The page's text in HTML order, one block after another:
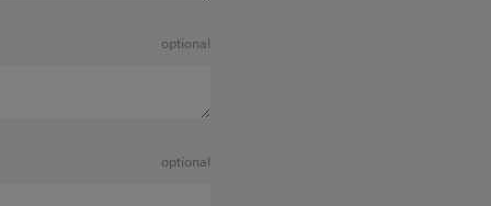
optional
optional